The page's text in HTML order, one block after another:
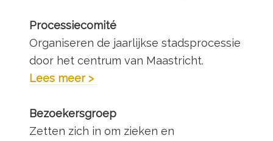
Processiecomité
Organiseren de jaarlijkse stadsprocessie
door het centrum van Maastricht.
Lees meer >
Bezoekersgroep
Zetten zich in om zieken en